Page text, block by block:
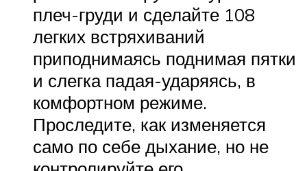
плеч-груди и сделайте 108
легких встряхиваний
приподнимаясь поднимая пятки
и слегка падая-ударяясь, в
комфортном режиме.
Проследите, как изменяется
само по себе дыхание, но не